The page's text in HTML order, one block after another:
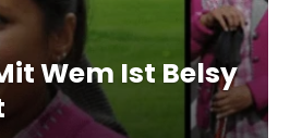
Wem Ist Belsy